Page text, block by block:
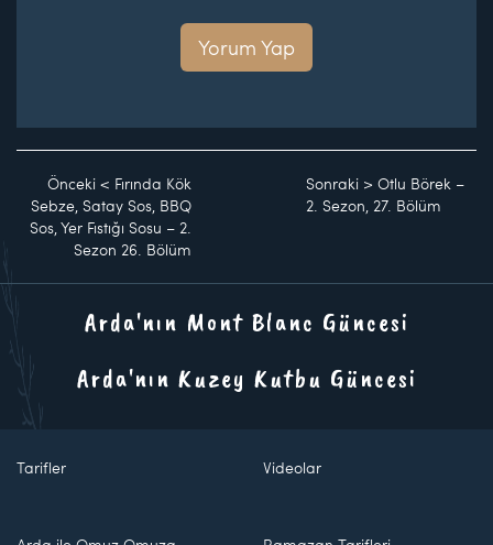
Yorum Yap
Önceki < Fırında Kök
Sebze, Satay Sos, BBQ
Sos, Yer Fıstığı Sosu – 2.
Sezon 26. Bölüm
Sonraki >Otlu Börek –
2. Sezon, 27. Bölüm
Arda'nın Mont Blanc Güncesi
Arda'nın Kuzey Kutbu Güncesi
Tarifler Videolar